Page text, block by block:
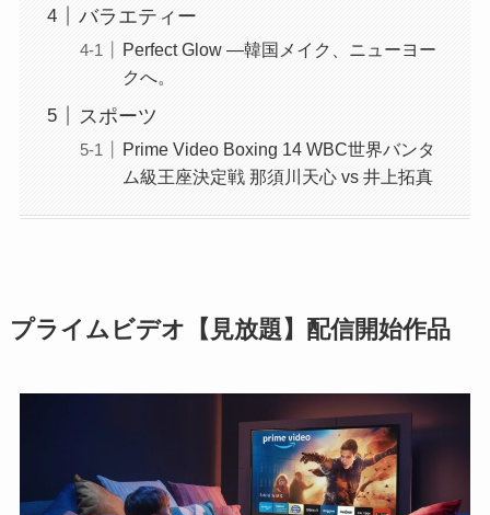
バラエティー
Perfect Glow ―韓国メイク、ニューヨー
クへ。
スポーツ
Prime Video Boxing 14 WBC世界バンタ
ム級王座決定戦 那須川天心 vs 井上拓真
プライムビデオ【見放題】配信開始作品